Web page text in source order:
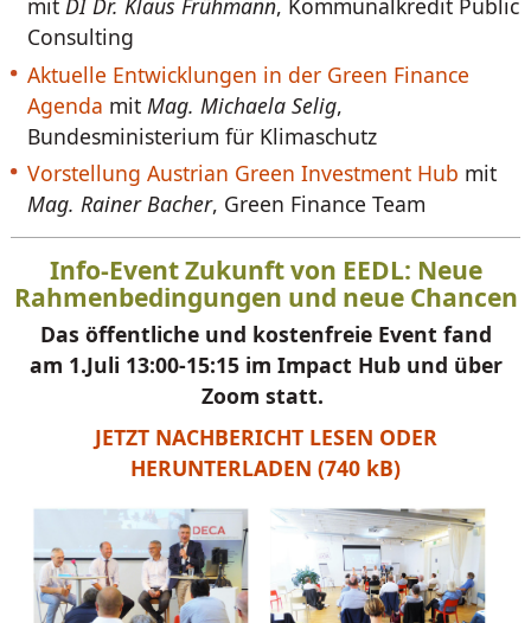
mit DI Dr. Klaus Frühmann, Kommunalkredit Public
Consulting
Aktuelle Entwicklungen in der Green Finance
Agenda mit Mag. Michaela Selig,
Bundesministerium für Klimaschutz
Vorstellung Austrian Green Investment Hub mit
Mag. Rainer Bacher, Green Finance Team
Info-Event Zukunft von EEDL: Neue
Rahmenbedingungen und neue Chancen
Das öffentliche und kostenfreie Event fand
am 1.Juli 13:00-15:15 im Impact Hub und über
Zoom statt.
JETZT NACHBERICHT LESEN ODER
HERUNTERLADEN (740 kB)